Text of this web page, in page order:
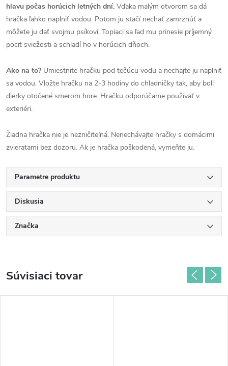
hlavu počas horúcich letných dní. Vďaka malým otvorom sa dá
hračka ľahko naplniť vodou. Potom ju stačí nechať zamrznúť a
môžete ju dať svojmu psíkovi. Topiaci sa ľad mu prinesie príjemný
pocit sviežosti a schladí ho v horúcich dňoch.
Ako na to?Umiestnite hračku pod tečúcu vodu a nechajte ju naplniť
sa vodou. Vložte hračku na 2-3 hodiny do chladničky tak, aby boli
dierky otočené smerom hore. Hračku odporúčame používať v
exteriéri.
Žiadna hračka nie je nezničiteľná. Nenechávajte hračky s domácimi
zvieratami bez dozoru. Ak je hračka poškodená, vymeňte ju.
Parametre produktu
Diskusia
Značka
Súvisiaci tovar